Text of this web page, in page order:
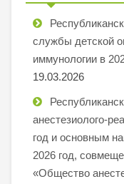
службы детской
иммунологии в
19.03.2026
анестезиолого-
год и основным
2026 год,
«Общество